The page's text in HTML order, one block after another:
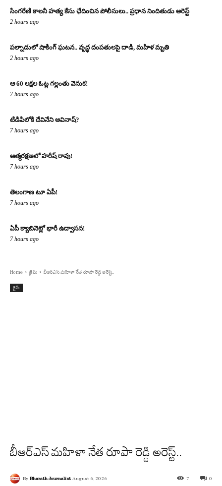
సింగరేణి కాలనీ హత్య కేసు ఛేదించిన పోలీసులు.. ప్రధాన నిందితుడు అరెస్ట్
2 hours ago
పల్నాడులో షాకింగ్ ఘటన.. వృద్ధ దంపతులపై దాడి, మహిళ మృతి
2 hours ago
ఆ 60 లక్షల ఓట్ల గల్లంతు వెనుక!
7 hours ago
టిడిపిలోకి దేవినేని అవినాష్?
7 hours ago
ఆత్మరక్షణలో హరీష్ రావు!
7 hours ago
తెలంగాణ టూ ఏపీ!
7 hours ago
ఏపీ క్యాబినెట్లో భారీ ఉద్వాసన!
7 hours ago